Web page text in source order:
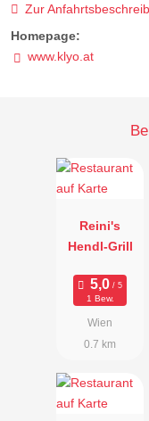
Zur
Homepage:
www.klyo.at
Reini's
Hendl-Grill
1 Bew.
Wien
0.7 km